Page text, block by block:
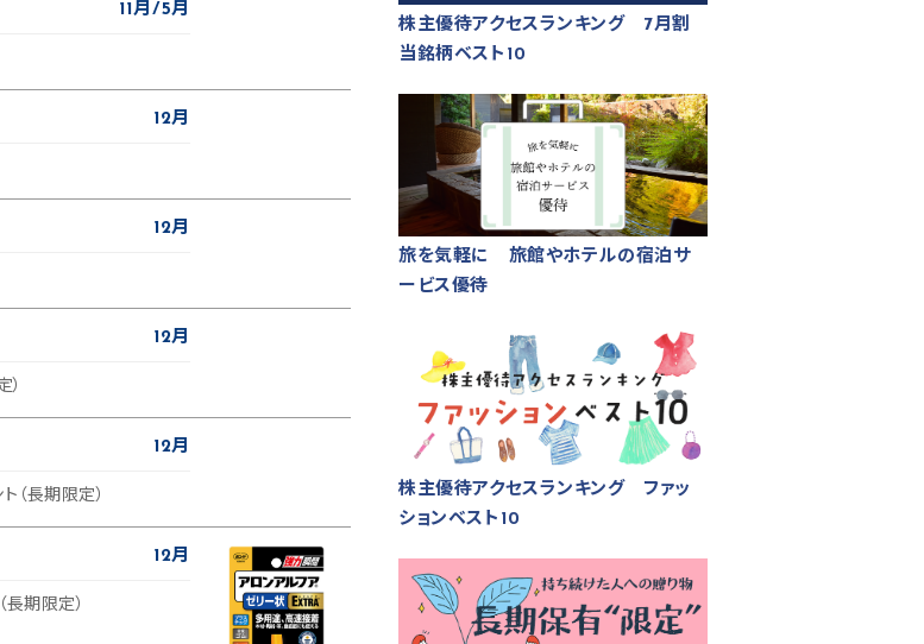
11月 5月
12月
12月
12月
12月
（長期限定）
12月
期限定）
株主優待アクセスランキング 7月割
当銘柄ベスト10
旅を気軽に 旅館やホテルの宿泊サ
ービス優待
株主優待アクセスランキング ファッ
ションベスト10